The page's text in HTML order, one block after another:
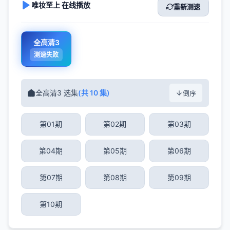
唯妆至上 在线播放 重新测速
全高清3
测速失败
全高清3 选集(共 10 集) 倒序
第01期 第02期 第03期
第04期 第05期 第06期
第07期 第08期 第09期
第10期